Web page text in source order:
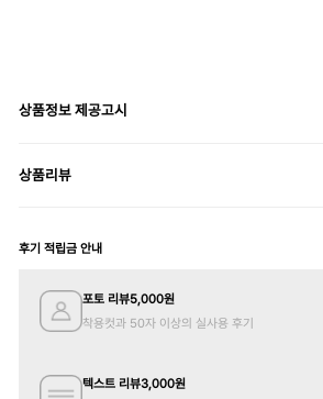
상품정보 제공고시
상품리뷰
후기 적립금 안내
포토 리뷰5,000원
착용컷과 50자 이상의 실사용 후기
텍스트 리뷰3,000원